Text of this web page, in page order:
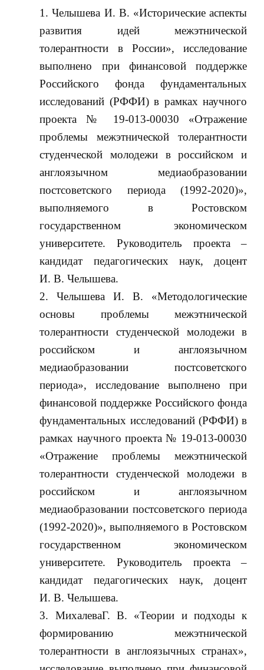
Челышева И. В. «Исторические аспекты
развития идей межэтнической
толерантности в России», исследование
выполнено при финансовой поддержке
Российского фонда фундаментальных
исследований (РФФИ) в рамках научного
проекта № 19-013-00030 «Отражение
проблемы межэтнической толерантности
студенческой молодежи в российском и
англоязычном медиаобразовании
постсоветского периода (1992-2020)»,
выполняемого в Ростовском
государственном экономическом
университете. Руководитель проекта –
кандидат педагогических наук, доцент
И. В. Челышева.
Челышева И. В. «Методологические
основы проблемы межэтнической
толерантности студенческой молодежи в
российском и англоязычном
медиаобразовании постсоветского
периода», исследование выполнено при
финансовой поддержке Российского фонда
фундаментальных исследований (РФФИ) в
рамках научного проекта № 19-013-00030
«Отражение проблемы межэтнической
толерантности студенческой молодежи в
российском и англоязычном
медиаобразовании постсоветского периода
(1992-2020)», выполняемого в Ростовском
государственном экономическом
университете. Руководитель проекта –
кандидат педагогических наук, доцент
И. В. Челышева.
МихалеваГ. В. «Теории и подходы к
формированию межэтнической
толерантности в англоязычных странах»,